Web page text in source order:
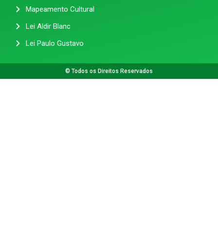
Mapeamento Cultural
Lei Aldir Blanc
Lei Paulo Gustavo
© Todos os Direitos Reservados